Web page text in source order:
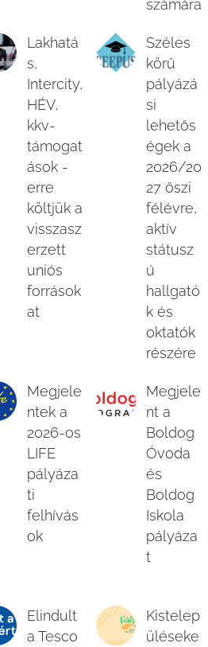
számára
Lakhatá
s,
Intercity,
HÉV,
kkv-
támogat
ások -
erre
költjük a
visszasz
erzett
uniós
források
at
Széles
körű
pályázá
si
lehetős
égek a
2026/20
27 őszi
félévre,
aktív
státusz
ú
hallgató
k és
oktatók
részére
Megjele
ntek a
2026-os
LIFE
pályáza
ti
felhívás
ok
Megjele
nt a
Boldog
Óvoda
és
Boldog
Iskola
pályáza
t
Elindult
a Tesco
Kistelep
üléseke